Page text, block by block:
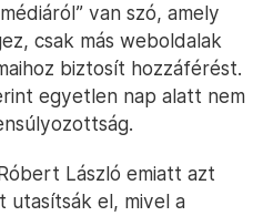
van szó, amely
csak más weboldalak
biztosít hozzáférést.
egyetlen nap alatt nem
László emiatt azt
utasítsák el, mivel a